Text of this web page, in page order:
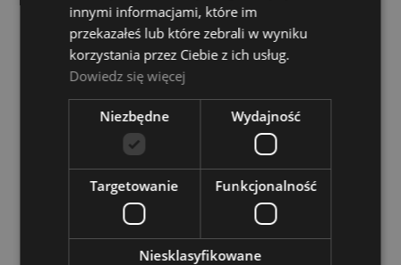
DO KOSZYKA
innymi informacjami, które im
przekazałeś lub które zebrali w wyniku
korzystania przez Ciebie z ich usług.
Dowiedz się więcej
Niezbędne Wydajność
Targetowanie Funkcjonalność
Niesklasyfikowane